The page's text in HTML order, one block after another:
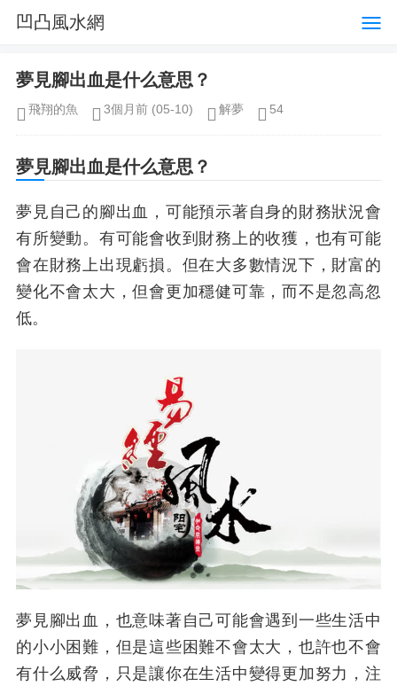
凹凸風水網
夢見腳出血是什么意思？
飛翔的魚 3個月前 (05-10) 解夢 54
夢見腳出血是什么意思？
夢見自己的腳出血，可能預示著自身的財務狀況會
有所變動。有可能會收到財務上的收獲，也有可能
會在財務上出現虧損。但在大多數情況下，財富的
變化不會太大，但會更加穩健可靠，而不是忽高忽
低。
夢見腳出血，也意味著自己可能會遇到一些生活中
的小小困難，但是這些困難不會太大，也許也不會
有什么威脅，只是讓你在生活中變得更加努力，注